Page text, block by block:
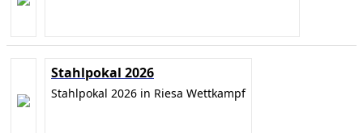
Stahlpokal 2026
Stahlpokal 2026 in Riesa Wettkampf